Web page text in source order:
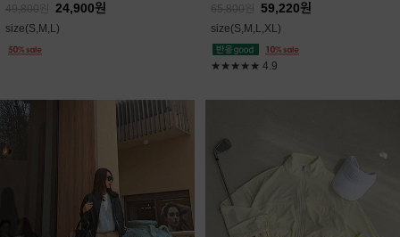
49,800 24,900원
size(S,M,L)
65,800 59,220원
size(S,M,L,XL)
★★★★★ 4.9